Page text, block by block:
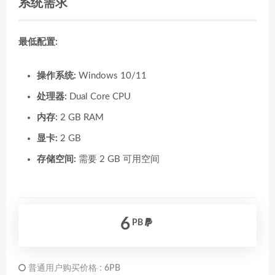
系统需求
最低配置:
操作系统: Windows 10/11
处理器: Dual Core CPU
内存: 2 GB RAM
显卡: 2 GB
存储空间: 需要 2 GB 可用空间
6 PB
普通用户购买价格 : 6PB